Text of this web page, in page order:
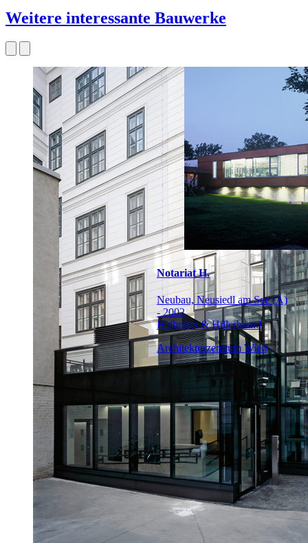
Weitere interessante Bauwerke
Notariat H.
Neubau, Neusiedl am See (A)
- 2002
Halbritter & Hillerbrand
Architekturzentrum Wien